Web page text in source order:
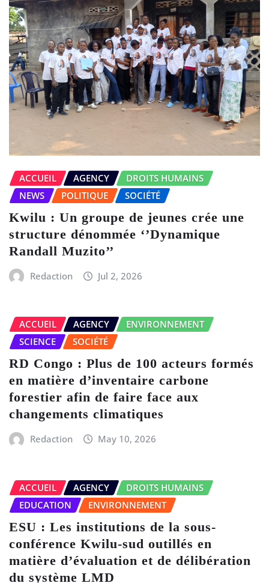
ACCUEIL AGENCY
DROITS HUMAINS
NEWS
POLITIQUE SOCIÉTÉ
Kwilu : Un groupe de jeunes crée une
structure dénommée ‘’Dynamique
Randall Muzito’’
Redaction Jul 2, 2026
ACCUEIL AGENCY
ENVIRONNEMENT
SCIENCE
SOCIÉTÉ
RD Congo : Plus de 100 acteurs formés
en matière d’inventaire carbone
forestier afin de faire face aux
changements climatiques
Redaction May 10, 2026
ACCUEIL AGENCY
DROITS HUMAINS
EDUCATION
ENVIRONNEMENT
ESU : Les institutions de la sous-
conférence Kwilu-sud outillés en
matière d’évaluation et de délibération
du système LMD